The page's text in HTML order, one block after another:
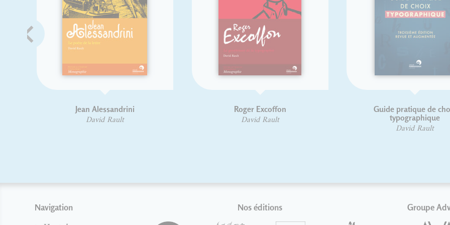
Guide pratique de choix
Abécédaire illustré des mots
Navigation Nos éditions Groupe